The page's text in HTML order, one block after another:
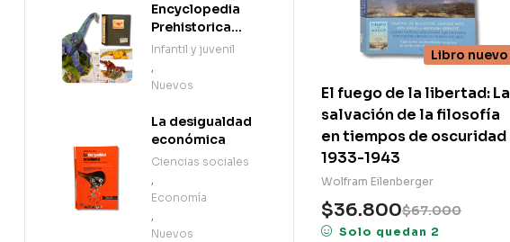
Libro nuevo
El fuego de la libertad: La
salvación de la filosofía
en tiempos de oscuridad
1933-1943
Wolfram Eilenberger
$67.000
$36.800
Solo quedan 2
Encyclopedia
Prehistorica
Dinosaurs: The
Up (en Inglés)
Infantil y juvenil
,
Nuevos
La desigualdad
económica
Ciencias sociales
,
Economía
,
Nuevos